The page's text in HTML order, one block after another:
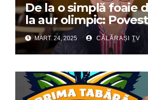
De la o simplă foaie
la aur olimpic:
Dumitru Chirilă
MART. 24, 2025 CĂLĂRAȘI TV